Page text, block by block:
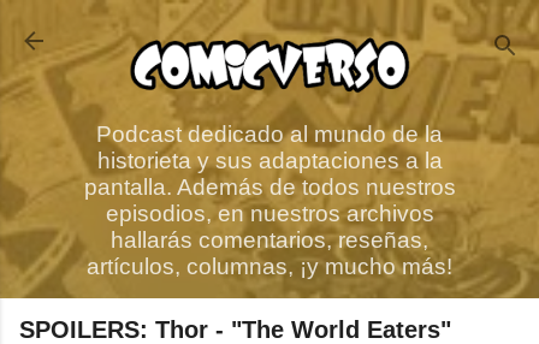
Ir al contenido principal
Podcast dedicado al mundo de la
historieta y sus adaptaciones a la
pantalla. Además de todos nuestros
episodios, en nuestros archivos
hallarás comentarios, reseñas,
artículos, columnas, ¡y mucho más!
SPOILERS: Thor - "The World Eaters"